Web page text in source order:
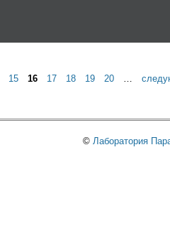
15 16 17 18 19 20
© Лаборатория